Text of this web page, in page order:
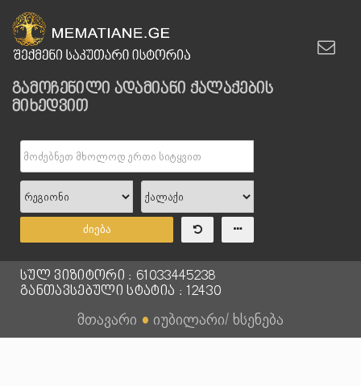
გამოჩენილი ადამიანი ქალაქების
მიხედვით
ძიება
სულ ვიზიტორი : 61033445238
განთავსებული სტატია : 12430
მთავარი ● იუბილარი/ ხსენება